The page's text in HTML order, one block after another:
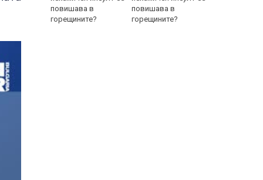
повишава в
горещините?